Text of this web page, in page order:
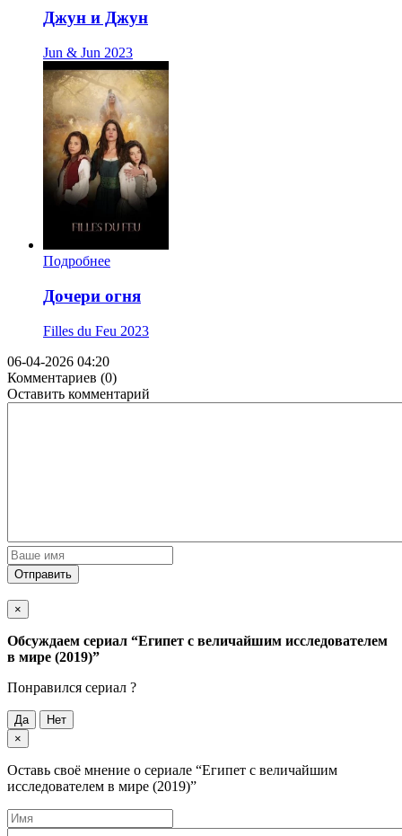
Джун и Джун
Jun & Jun 2023
Подробнее
Дочери огня
Filles du Feu 2023
06-04-2026 04:20
Комментариев (0)
Оставить комментарий
Отправить
×
Обсуждаем cериал “Египет с величайшим исследователем
в мире (2019)”
Понравился cериал ?
Да
Нет
×
Оставь своё мнение о cериале “Египет с величайшим
исследователем в мире (2019)”